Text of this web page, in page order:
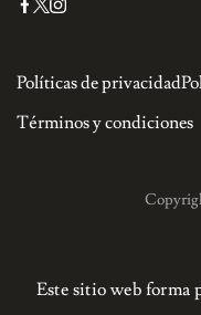
Políticas de privacidad
Términos y condiciones
Este sitio web forma